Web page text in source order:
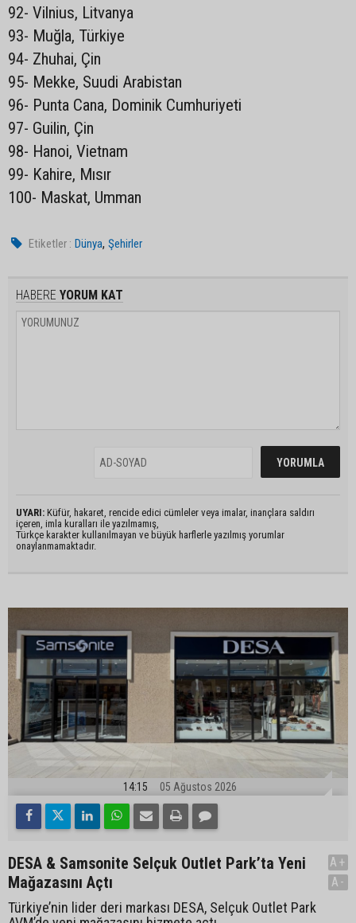
92- Vilnius, Litvanya
93- Muğla, Türkiye
94- Zhuhai, Çin
95- Mekke, Suudi Arabistan
96- Punta Cana, Dominik Cumhuriyeti
97- Guilin, Çin
98- Hanoi, Vietnam
99- Kahire, Mısır
100- Maskat, Umman
Etiketler : Dünya,Şehirler
HABERE YORUM KAT
UYARI: Küfür, hakaret, rencide edici cümleler veya imalar, inançlara saldırı
içeren, imla kuralları ile yazılmamış,
Türkçe karakter kullanılmayan ve büyük harflerle yazılmış yorumlar
onaylanmamaktadır.
14:15 05 Ağustos 2026
DESA & Samsonite Selçuk Outlet Park’ta Yeni
Mağazasını Açtı
Türkiye’nin lider deri markası DESA, Selçuk Outlet Park
A+
A-